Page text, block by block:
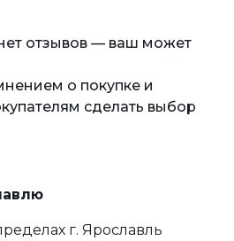
отзывов — ваш может
о покупке и
сделать выбор
г. Ярославль